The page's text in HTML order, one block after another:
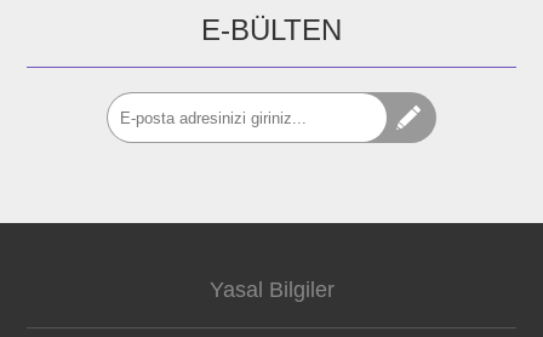
E-BÜLTEN
Yasal Bilgiler